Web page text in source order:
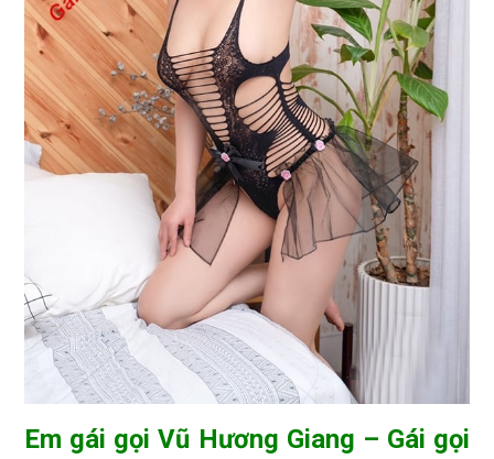
Em gái gọi Vũ Hương Giang – Gái gọi